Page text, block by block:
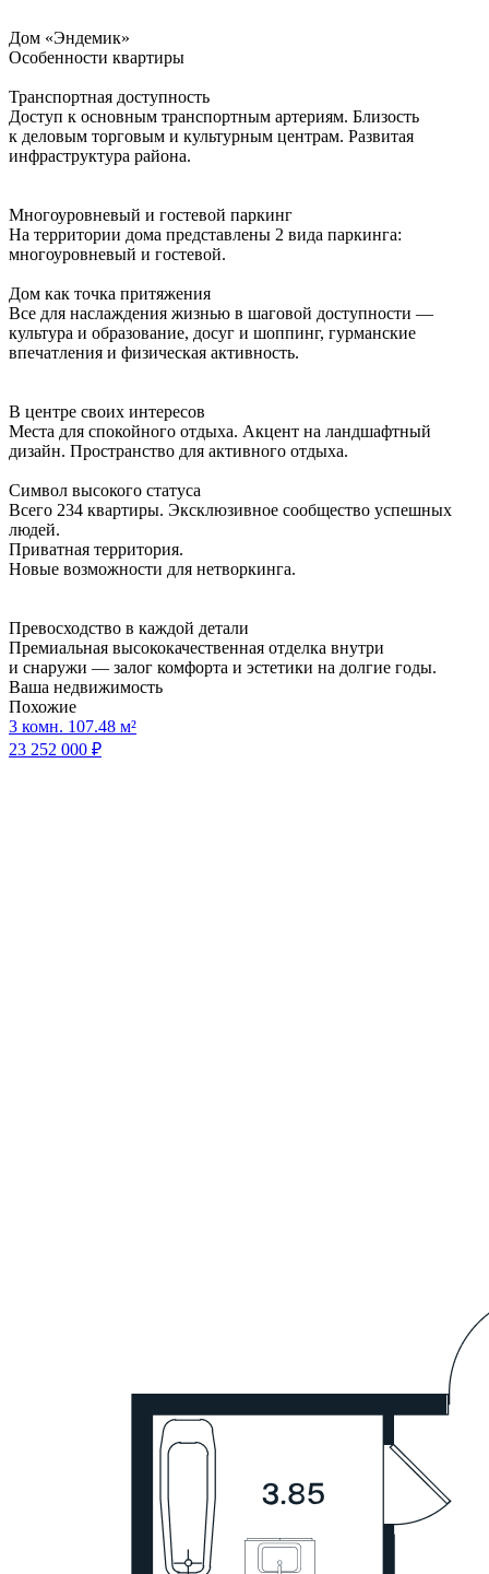
Дом «Эндемик»
Особенности квартиры
Транспортная доступность
Доступ к основным транспортным артериям. Близость
к деловым торговым и культурным центрам. Развитая
инфраструктура района.
Многоуровневый и гостевой паркинг
На территории дома представлены 2 вида паркинга:
многоуровневый и гостевой.
Дом как точка притяжения
Все для наслаждения жизнью в шаговой доступности —
культура и образование, досуг и шоппинг, гурманские
впечатления и физическая активность.
В центре своих интересов
Места для спокойного отдыха. Акцент на ландшафтный
дизайн. Пространство для активного отдыха.
Символ высокого статуса
Всего 234 квартиры. Эксклюзивное сообщество успешных
людей.
Приватная территория.
Новые возможности для нетворкинга.
Превосходство в каждой детали
Премиальная высококачественная отделка внутри
и снаружи — залог комфорта и эстетики на долгие годы.
Ваша недвижимость
Похожие
3 комн. 107.48 м²
23 252 000 ₽